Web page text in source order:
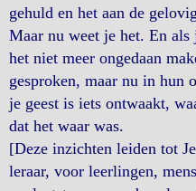
gehuld en het aan de
Maar nu weet je het. En
het niet meer ongedaan
gesproken, maar nu in hun
je geest is iets ontwaakt,
dat het waar was.
[Deze inzichten leiden tot
leraar, voor leerlingen,